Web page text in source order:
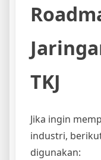
TKJ
Jika ingin
industri,
digunakan: